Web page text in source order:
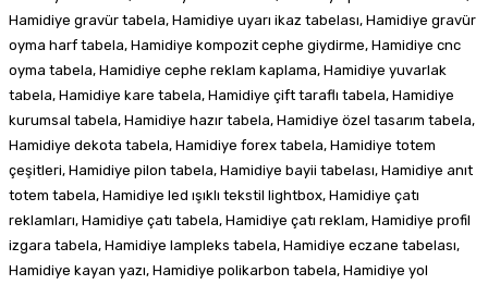
Hamidiye gravür tabela, Hamidiye uyarı ikaz tabelası, Hamidiye gravür
oyma harf tabela, Hamidiye kompozit cephe giydirme, Hamidiye cnc
oyma tabela, Hamidiye cephe reklam kaplama, Hamidiye yuvarlak
tabela, Hamidiye kare tabela, Hamidiye çift taraflı tabela, Hamidiye
kurumsal tabela, Hamidiye hazır tabela, Hamidiye özel tasarım tabela,
Hamidiye dekota tabela, Hamidiye forex tabela, Hamidiye totem
çeşitleri, Hamidiye pilon tabela, Hamidiye bayii tabelası, Hamidiye anıt
totem tabela, Hamidiye led ışıklı tekstil lightbox, Hamidiye çatı
reklamları, Hamidiye çatı tabela, Hamidiye çatı reklam, Hamidiye profil
izgara tabela, Hamidiye lampleks tabela, Hamidiye eczane tabelası,
Hamidiye kayan yazı, Hamidiye polikarbon tabela, Hamidiye yol